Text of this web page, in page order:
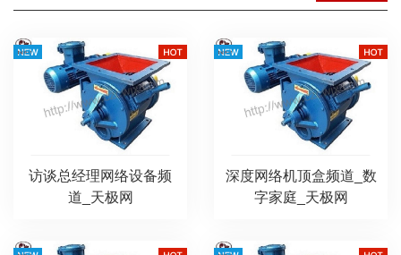
访谈总经理网络设备频
道_天极网
深度网络机顶盒频道_数
字家庭_天极网